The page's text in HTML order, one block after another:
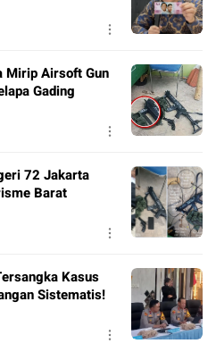
Mirip Airsoft Gun
Gading
72 Jakarta
Barat
Kasus
Sistematis!